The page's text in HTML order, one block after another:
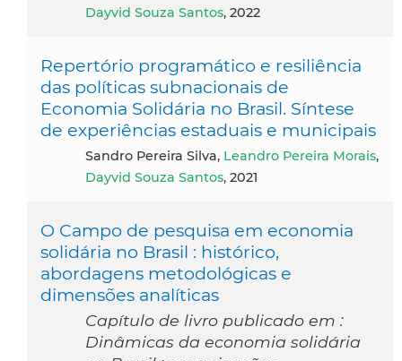
Dayvid Souza Santos, 2022
Repertório programático e resiliência
das políticas subnacionais de
Economia Solidária no Brasil. Síntese
de experiências estaduais e municipais
Sandro Pereira Silva, Leandro Pereira Morais,
Dayvid Souza Santos, 2021
O Campo de pesquisa em economia
solidária no Brasil : histórico,
abordagens metodológicas e
dimensões analíticas
Capítulo de livro publicado em :
Dinâmicas da economia solidária